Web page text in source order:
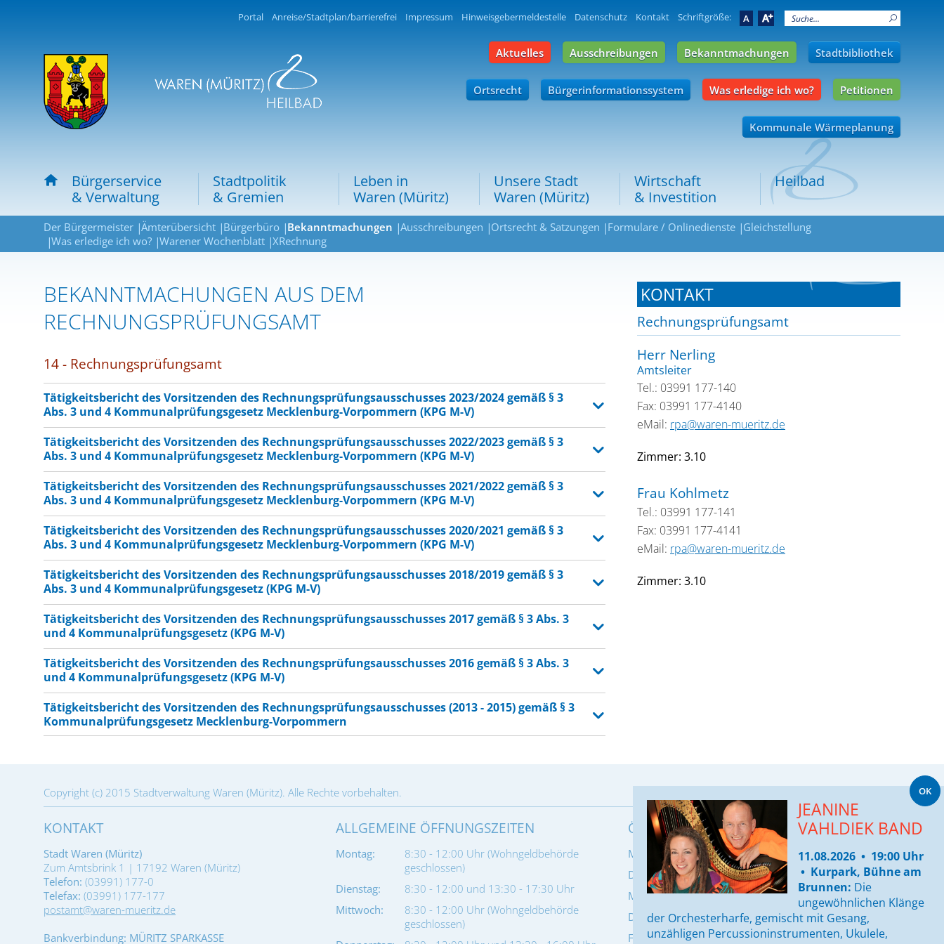
Portal Anreise/Stadtplan/barrierefrei Impressum Hinweisgebermeldestelle Datenschutz Kontakt Schriftgröße: A A
Aktuelles Ausschreibungen Bekanntmachungen Stadtbibliothek
Ortsrecht Bürgerinformationssystem Was erledige ich wo? Petitionen
Kommunale Wärmeplanung
Bürgerservice
& Verwaltung
Stadtpolitik
& Gremien
Leben in
Waren (Müritz)
Unsere Stadt
Waren (Müritz)
Wirtschaft
& Investition
Heilbad
Der Bürgermeister Ämterübersicht Bürgerbüro Bekanntmachungen Ausschreibungen Ortsrecht & Satzungen Formulare / Onlinedienste Gleichstellung
Was erledige ich wo? Warener Wochenblatt XRechnung
BEKANNTMACHUNGEN AUS DEM
RECHNUNGSPRÜFUNGSAMT
14 - Rechnungsprüfungsamt
Tätigkeitsbericht des Vorsitzenden des Rechnungsprüfungsausschusses 2023/2024 gemäß § 3
Abs. 3 und 4 Kommunalprüfungsgesetz Mecklenburg-Vorpommern (KPG M-V)
Tätigkeitsbericht des Vorsitzenden des Rechnungsprüfungsausschusses 2022/2023 gemäß § 3
Abs. 3 und 4 Kommunalprüfungsgesetz Mecklenburg-Vorpommern (KPG M-V)
Tätigkeitsbericht des Vorsitzenden des Rechnungsprüfungsausschusses 2021/2022 gemäß § 3
Abs. 3 und 4 Kommunalprüfungsgesetz Mecklenburg-Vorpommern (KPG M-V)
Tätigkeitsbericht des Vorsitzenden des Rechnungsprüfungsausschusses 2020/2021 gemäß § 3
Abs. 3 und 4 Kommunalprüfungsgesetz Mecklenburg-Vorpommern (KPG M-V)
Tätigkeitsbericht des Vorsitzenden des Rechnungsprüfungsausschusses 2018/2019 gemäß § 3
Abs. 3 und 4 Kommunalprüfungsgesetz (KPG M-V)
Tätigkeitsbericht des Vorsitzenden des Rechnungsprüfungsausschusses 2017 gemäß § 3 Abs. 3
und 4 Kommunalprüfungsgesetz (KPG M-V)
Tätigkeitsbericht des Vorsitzenden des Rechnungsprüfungsausschusses 2016 gemäß § 3 Abs. 3
und 4 Kommunalprüfungsgesetz (KPG M-V)
Tätigkeitsbericht des Vorsitzenden des Rechnungsprüfungsausschusses (2013 - 2015) gemäß § 3
Kommunalprüfungsgesetz Mecklenburg-Vorpommern
KONTAKT
Rechnungsprüfungsamt
Herr Nerling
Amtsleiter
Tel.: 03991 177-140
Fax: 03991 177-4140
eMail: rpa@waren-mueritz.de
Zimmer: 3.10
Frau Kohlmetz
Tel.: 03991 177-141
Fax: 03991 177-4141
eMail: rpa@waren-mueritz.de
Zimmer: 3.10
Copyright (c) 2015 Stadtverwaltung Waren (Müritz). Alle Rechte vorbehalten.
KONTAKT
Stadt Waren (Müritz)
Zum Amtsbrink 1 | 17192 Waren (Müritz)
Telefon: (03991) 177-0
Telefax: (03991) 177-177
postamt@waren-mueritz.de
Bankverbindung: MÜRITZ SPARKASSE
ALLGEMEINE ÖFFNUNGSZEITEN
Montag:
8:30 - 12:00 Uhr (Wohngeldbehörde
geschlossen)
Dienstag:
8:30 - 12:00 und 13:30 - 17:30 Uhr
Mittwoch:
8:30 - 12:00 Uhr (Wohngeldbehörde
geschlossen)
ÖFFNUNGSZEITEN BÜRGERBÜRO
Montag:
8:00 - 12:00 Uhr & 13:00 - 16:00
Dienstag:
8:00 - 12:00 & 13:00 - 17:30 Uhr
Mittwoch:
geschlossen
Donnerstag:
8:00 - 12:00 & 13:00 - 16:00Uhr
Freitag:
8:00 - 13:00 Uhr
JEANINE
VAHLDIEK BAND
11.08.2026 • 19:00 Uhr
• Kurpark, Bühne am
Brunnen: Die
ungewöhnlichen Klänge
der Orchesterharfe, gemischt mit Gesang,
unzähligen Percussioninstrumenten, Ukulele,
OK